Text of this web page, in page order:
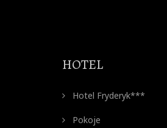
HOTEL
Hotel Fryderyk***
Pokoje